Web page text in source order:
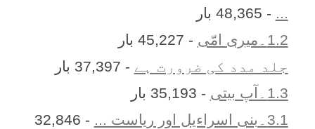
... - 48,365 بار
1.2۔میری امّی
- 45,227 بار
جلد مدد کی ضرورت ہے - 37,397 بار
1.3۔آپ بیتی
- 35,193 بار
3.1۔بنی اسراءیل اور ریاست ...
- 32,846